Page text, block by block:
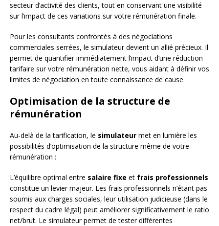
secteur d’activité des clients, tout en conservant une visibilité
sur l’impact de ces variations sur votre rémunération finale.
Pour les consultants confrontés à des négociations
commerciales serrées, le simulateur devient un allié précieux. Il
permet de quantifier immédiatement l’impact d’une réduction
tarifaire sur votre rémunération nette, vous aidant à définir vos
limites de négociation en toute connaissance de cause.
Optimisation de la structure de
rémunération
Au-delà de la tarification, le simulateur met en lumière les
possibilités d’optimisation de la structure même de votre
rémunération :
L’équilibre optimal entre salaire fixe et frais professionnels
constitue un levier majeur. Les frais professionnels n’étant pas
soumis aux charges sociales, leur utilisation judicieuse (dans le
respect du cadre légal) peut améliorer significativement le ratio
net/brut. Le simulateur permet de tester différentes